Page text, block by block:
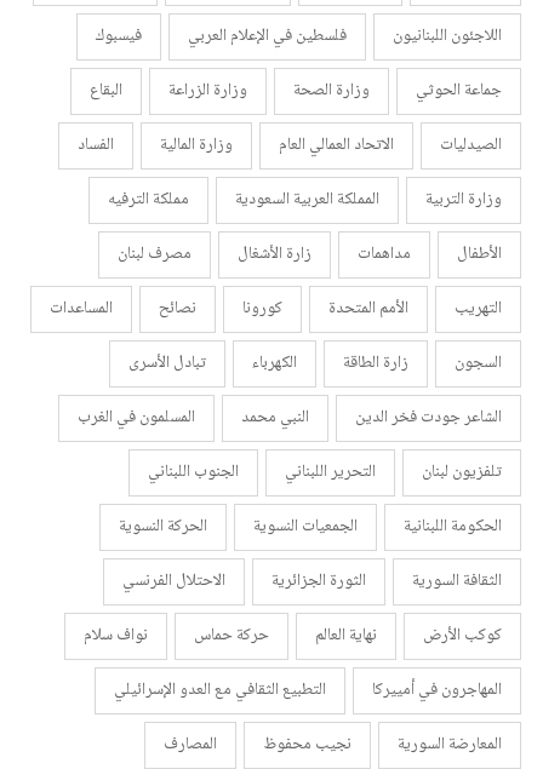
اللاجئون اللبنانيون فلسطين في الإعلام العربي
فيسبوك
جماعة الحوثي
وزارة الصحة وزارة الزراعة
البقاع
الصيدليات
الاتحاد العمالي العام وزارة المالية
الفساد
وزارة التربية
المملكة العربية السعودية
مملكة الترفيه
الأطفال
مداهمات زارة الأشغال
مصرف لبنان
التهريب
الأمم المتحدة كورونا نصائح
المساعدات
السجون
زارة الطاقة الكهرباء
تبادل الأسرى
الشاعر جودت فخر الدين
النبي محمد
المسلمون في الغرب
تلفزيون لبنان
التحرير اللبناني
الجنوب اللبناني
الحكومة اللبنانية
الجمعيات النسوية
الحركة النسوية
الثقافة السورية
الثورة الجزائرية
الاحتلال الفرنسي
كوكب الأرض
نهاية العالم حركة حماس
نواف سلام
المهاجرون في أمييركا
التطبيع الثقافي مع العدو الإسرائيلي
المعارضة السورية
نجيب محفوظ
المصارف